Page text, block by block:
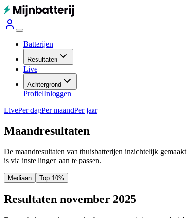
Batterijen
Resultaten
Live
Achtergrond
ProfielInloggen
LivePer dagPer maandPer jaar
Maandresultaten
De maandresultaten van thuisbatterijen inzichtelijk
is via instellingen aan te passen.
Mediaan Top 10%
Resultaten november 2025